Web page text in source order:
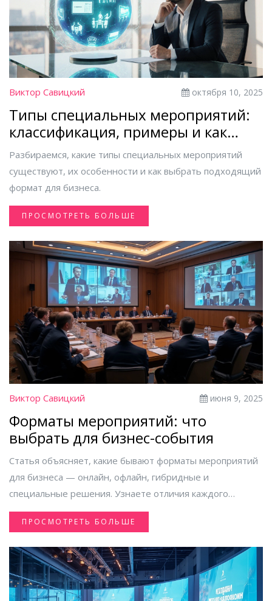
Виктор Савицкий октября 10, 2025
Типы специальных мероприятий:
классификация, примеры и как
выбрать нужный формат
Разбираемся, какие типы специальных мероприятий
существуют, их особенности и как выбрать подходящий
формат для бизнеса.
ПРОСМОТРЕТЬ БОЛЬШЕ
Виктор Савицкий июня 9, 2025
Форматы мероприятий: что
выбрать для бизнес-события
Статья объясняет, какие бывают форматы мероприятий
для бизнеса — онлайн, офлайн, гибридные и
специальные решения. Узнаете отличия каждого
формата, плюсы и минусы в зависимости от задач,
советы по выбору подходящего варианта. Появятся
запоминающимся. Материал поможет не ошибиться при
выборе формата и учесть нюансы организации.
ПРОСМОТРЕТЬ БОЛЬШЕ